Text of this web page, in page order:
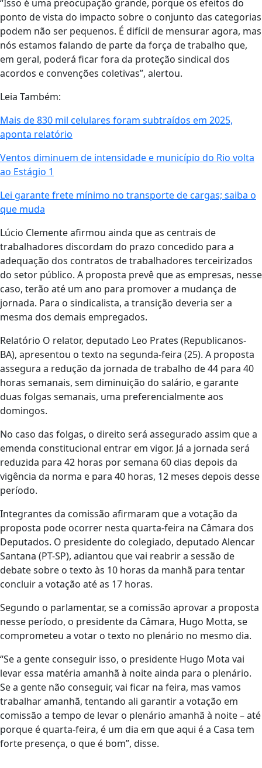
“Isso é uma preocupação grande, porque os efeitos do
ponto de vista do impacto sobre o conjunto das categorias
podem não ser pequenos. É difícil de mensurar agora, mas
nós estamos falando de parte da força de trabalho que,
em geral, poderá ficar fora da proteção sindical dos
acordos e convenções coletivas”, alertou.
Leia Também:
Mais de 830 mil celulares foram subtraídos em 2025,
aponta relatório
Ventos diminuem de intensidade e município do Rio volta
ao Estágio 1
Lei garante frete mínimo no transporte de cargas; saiba o
que muda
Lúcio Clemente afirmou ainda que as centrais de
trabalhadores discordam do prazo concedido para a
adequação dos contratos de trabalhadores terceirizados
do setor público. A proposta prevê que as empresas, nesse
caso, terão até um ano para promover a mudança de
jornada. Para o sindicalista, a transição deveria ser a
mesma dos demais empregados.
Relatório O relator, deputado Leo Prates (Republicanos-
BA), apresentou o texto na segunda-feira (25). A proposta
assegura a redução da jornada de trabalho de 44 para 40
horas semanais, sem diminuição do salário, e garante
duas folgas semanais, uma preferencialmente aos
domingos.
No caso das folgas, o direito será assegurado assim que a
emenda constitucional entrar em vigor. Já a jornada será
reduzida para 42 horas por semana 60 dias depois da
vigência da norma e para 40 horas, 12 meses depois desse
período.
Integrantes da comissão afirmaram que a votação da
proposta pode ocorrer nesta quarta-feira na Câmara dos
Deputados. O presidente do colegiado, deputado Alencar
Santana (PT-SP), adiantou que vai reabrir a sessão de
debate sobre o texto às 10 horas da manhã para tentar
concluir a votação até as 17 horas.
Segundo o parlamentar, se a comissão aprovar a proposta
nesse período, o presidente da Câmara, Hugo Motta, se
comprometeu a votar o texto no plenário no mesmo dia.
“Se a gente conseguir isso, o presidente Hugo Mota vai
levar essa matéria amanhã à noite ainda para o plenário.
Se a gente não conseguir, vai ficar na feira, mas vamos
trabalhar amanhã, tentando ali garantir a votação em
comissão a tempo de levar o plenário amanhã à noite – até
porque é quarta-feira, é um dia em que aqui é a Casa tem
forte presença, o que é bom”, disse.